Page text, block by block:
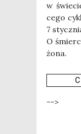
w
ce­go
7
O
żona.
-->